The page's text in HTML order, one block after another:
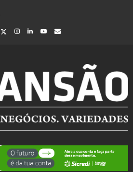
SEBRAE RS SÃO DESTAQUE EM